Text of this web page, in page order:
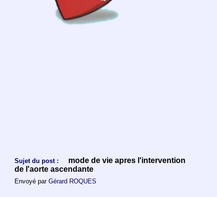
Sujet du post :
mode de vie apres l'intervention
de l'aorte ascendante
Envoyé par Gérard ROQUES